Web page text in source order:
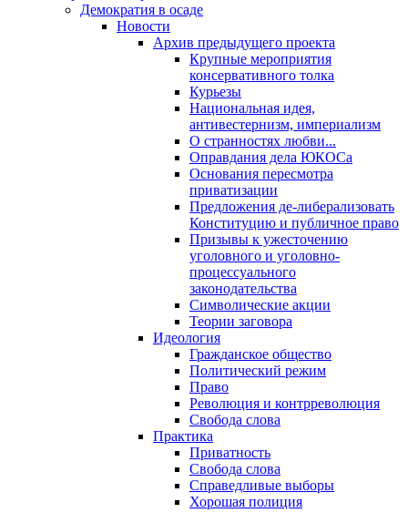
Демократия в осаде
Новости
Архив предыдущего проекта
Крупные мероприятия
консервативного толка
Курьезы
Национальная идея,
антивестернизм, империализм
О странностях любви...
Оправдания дела ЮКОСа
Основания пересмотра
приватизации
Предложения де-либерализовать
Конституцию и публичное право
Призывы к ужесточению
уголовного и уголовно-
процессуального
законодательства
Символические акции
Теории заговора
Идеология
Гражданское общество
Политический режим
Право
Революция и контрреволюция
Свобода слова
Практика
Приватность
Свобода слова
Справедливые выборы
Хорошая полиция